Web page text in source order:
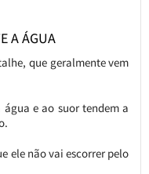
A ÁGUA
que geralmente vem
água e ao suor tendem a
ele não vai escorrer pelo